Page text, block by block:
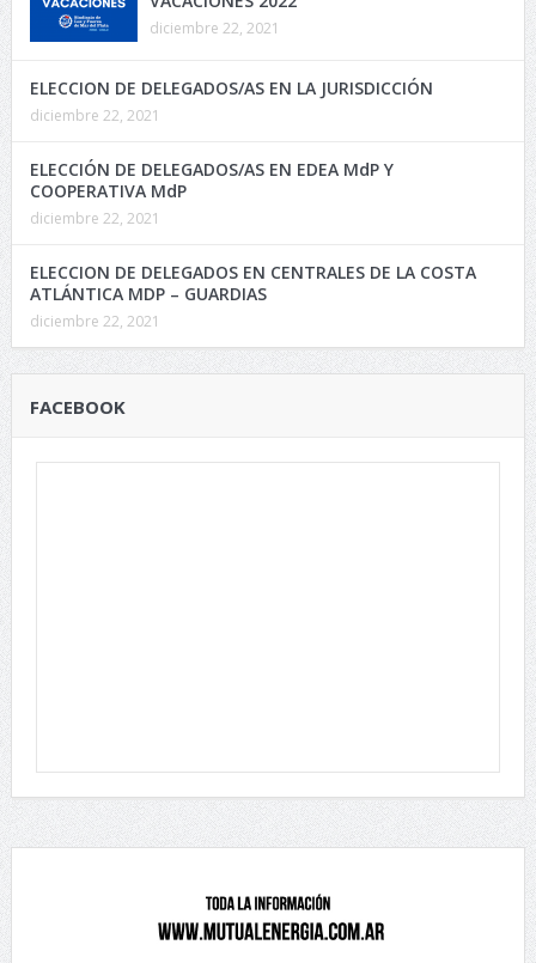
diciembre 22, 2021
ELECCION DE DELEGADOS/AS EN LA JURISDICCIÓN
diciembre 22, 2021
ELECCIÓN DE DELEGADOS/AS EN EDEA MdP Y
COOPERATIVA MdP
diciembre 22, 2021
ELECCION DE DELEGADOS EN CENTRALES DE LA COSTA
ATLÁNTICA MDP – GUARDIAS
diciembre 22, 2021
FACEBOOK